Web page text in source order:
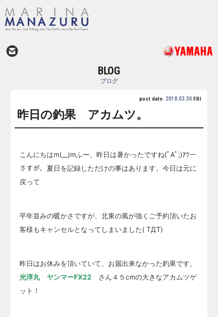
BLOG
ブログ
post date. 2018.03.30FRI
昨日の釣果 アカムツ。
こんにちはm(__)mふー。昨日は暑かったですね(ﾟAﾟ;)ｱﾂー
さすが、夏日を記録しただけの事はあります。今日は元に
戻って
平年並みの暖かさですが、北東の風が強くご予約頂いたお
客様もキャンセルとなってしまいました( TДT)
昨日はお休みを頂いていて、お届出来なかった釣果です。
光淳丸 ヤンマーFX22 さん４５cmの大きなアカムツゲ
ット！